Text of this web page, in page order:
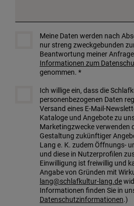
Meine Daten werden nach
nur streng zweckgebunden
Beantwortung meiner
Informationen zum
genommen. *
Ich willige ein, dass die
personenbezogenen Daten
Versand eines E-Mail-
Kataloge und Angebote zu
Marketingzwecke verwenden
Gestaltung zukünftiger
Lang e. K. zudem Öffnungs-
und diese in Nutzerprofilen
Einwilligung ist freiwillig und
Angabe von Gründen mit
lang@schlafkultur-lang.de
Informationen finden Sie in
Datenschutzinformationen.)